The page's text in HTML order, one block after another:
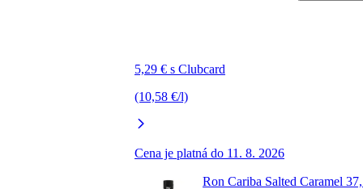
5,29 € s Clubcard
(10,58 €/l)
Cena je platná do 11. 8. 2026
Ron Cariba Salted Caramel